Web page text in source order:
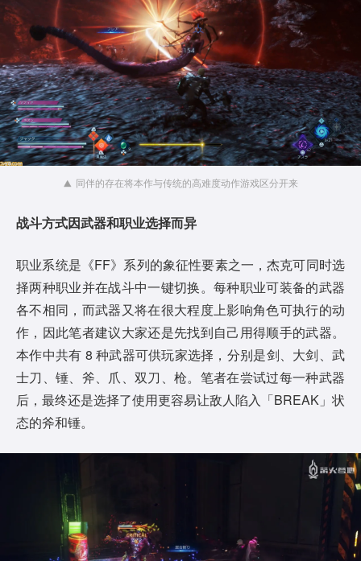
同伴的存在将本作与传统的高难度动作游戏区分开来
战斗方式因武器和职业选择而异
职业系统是《FF》系列的象征性要素之一，杰克可同时选
择两种职业并在战斗中一键切换。每种职业可装备的武器
各不相同，而武器又将在很大程度上影响角色可执行的动
作，因此笔者建议大家还是先找到自己用得顺手的武器。
本作中共有 8 种武器可供玩家选择，分别是剑、大剑、武
士刀、锤、斧、爪、双刀、枪。笔者在尝试过每一种武器
后，最终还是选择了使用更容易让敌人陷入「BREAK」状
态的斧和锤。